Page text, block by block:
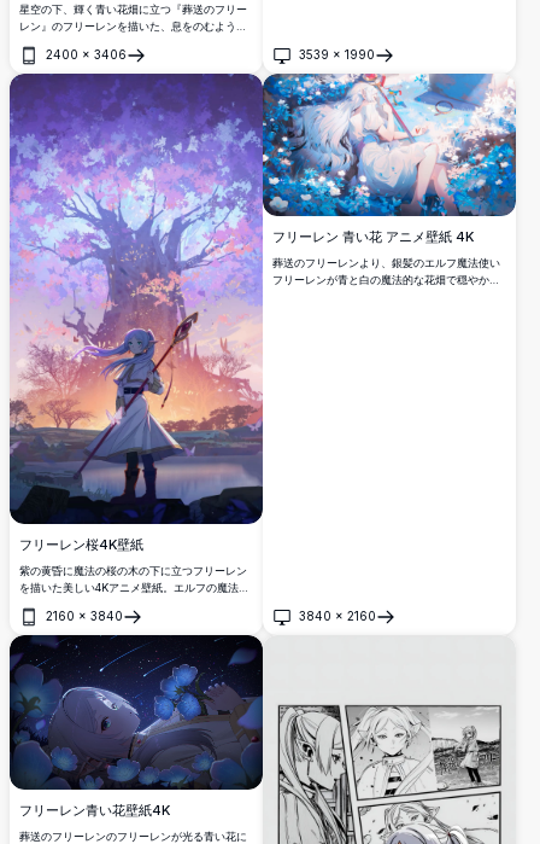
星空の下、輝く青い花畑に立つ『葬送のフリー
レン』のフリーレンを描いた、息をのむような
な雰囲気を演出し、美しいファンタジー風景を
求めるアニメファンに最適です。
2400 × 3406
開く
3539 × 1990
開く
フリーレン桜4K壁紙
紫の黄昏に魔法の桜の木の下に立つフリーレン
を描いた美しい4Kアニメ壁紙。エルフの魔法使
いが杖を持ち、桜の花びらが幻想的な雰囲気の
中で舞い踊り、「葬送のフリーレン」の静寂な
ファンタジー風景を創り出しています。
2160 × 3840
開く
フリーレン 青い花 アニメ壁紙 4K
葬送のフリーレンより、銀髪のエルフ魔法使い
フリーレンが青と白の魔法的な花畑で穏やかに
3840 × 2160
開く
フリーレン青い花壁紙4K
葬送のフリーレンのフリーレンが光る青い花に